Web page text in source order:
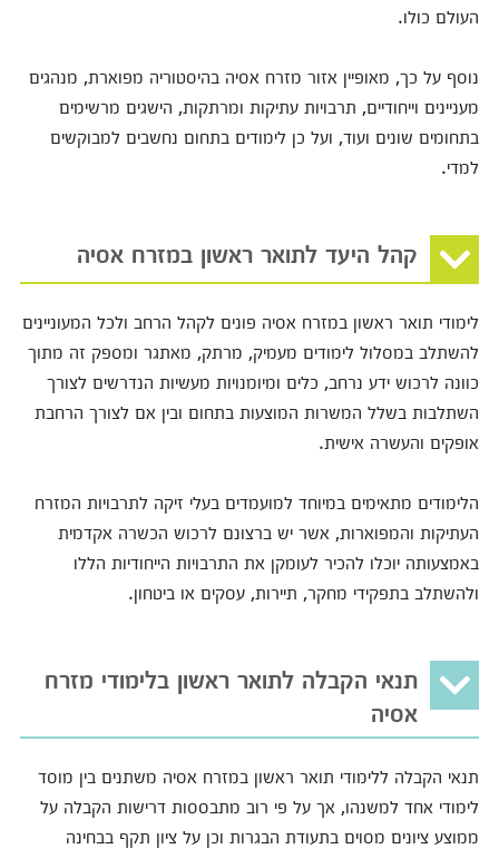
העולם כולו.
נוסף על כך, מאופיין אזור מזרח אסיה בהיסטוריה מפוארת, מנהגים
מעניינים וייחודיים, תרבויות עתיקות ומרתקות, הישגים מרשימים
בתחומים שונים ועוד, ועל כן לימודים בתחום נחשבים למבוקשים
למדי.
קהל היעד לתואר ראשון במזרח אסיה
לימודי תואר ראשון במזרח אסיה פונים לקהל הרחב ולכל המעוניינים
להשתלב במסלול לימודים מעמיק, מרתק, מאתגר ומספק זה מתוך
כוונה לרכוש ידע נרחב, כלים ומיומנויות מעשיות הנדרשים לצורך
השתלבות בשלל המשרות המוצעות בתחום ובין אם לצורך הרחבת
אופקים והעשרה אישית.
הלימודים מתאימים במיוחד למועמדים בעלי זיקה לתרבויות המזרח
העתיקות והמפוארות, אשר יש ברצונם לרכוש הכשרה אקדמית
באמצעותה יוכלו להכיר לעומקן את התרבויות הייחודיות הללו
ולהשתלב בתפקידי מחקר, תיירות, עסקים או ביטחון.
תנאי הקבלה לתואר ראשון בלימודי מזרח
אסיה
תנאי הקבלה ללימודי תואר ראשון במזרח אסיה משתנים בין מוסד
לימודי אחד למשנהו, אך על פי רוב מתבססות דרישות הקבלה על
ממוצע ציונים מסוים בתעודת הבגרות וכן על ציון תקף בבחינה